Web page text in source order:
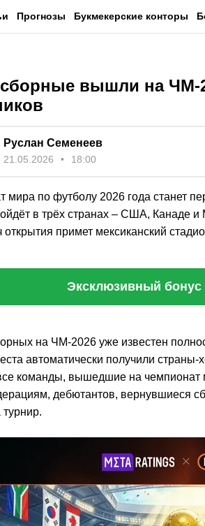
Прогнозы Букмекерские конторы
сборные вышли на ЧМ-
Руслан Семенеев
21.05.2026 18:00
мира по футболу 2026 года станет
в трёх странах – США, Канаде
открытия примет мексиканский
Эксклюзивный бонус
на ЧМ-2026 уже известен
автоматически получили страны-
команды, вышедшие на чемпионат
дебютантов, вернувшиеся